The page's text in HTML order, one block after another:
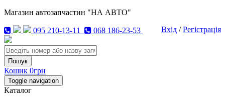
Магазин автозапчастин "НА АВТО"
095 210-13-11 068 186-23-53 Вхід /Регістрація
Кошик 0грн
Toggle navigation
Каталог